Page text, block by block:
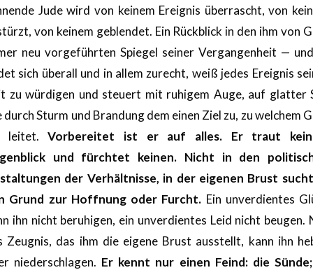
Jude wird von keinem Ereignis überrascht, von
von keinem geblendet. Ein Rückblick in den ihm von
neu vorgeführten Spiegel seiner Vergangenheit —
sich überall und in allem zurecht, weiß jedes Ereignis
zu würdigen und steuert mit ruhigem Auge, auf glatter
durch Sturm und Brandung dem einen Ziel zu, zu welchem
leitet.Vorbereitet ist er auf alles. Er traut
und fürchtet keinen. Nicht in den
der Verhältnisse, in der eigenen Brust
Grund zur Hoffnung oder Furcht. Ein unverdientes
ihn nicht beruhigen, ein unverdientes Leid nicht beugen.
Zeugnis, das ihm die eigene Brust ausstellt, kann ihn
niederschlagen. Er kennt nur einen Feind: die